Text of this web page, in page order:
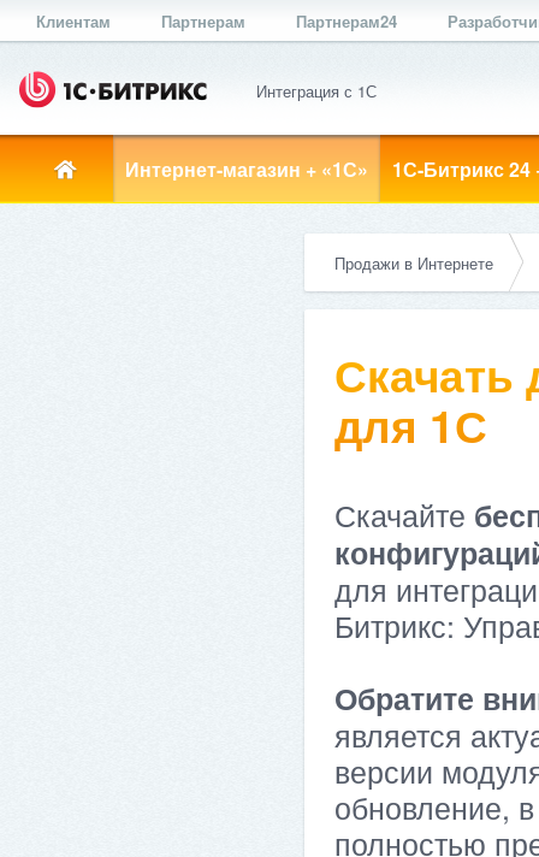
Клиентам Партнерам Партнерам24
Интеграция с 1С
Интернет-магазин + «1С» 1С-Битрикс 24
Продажи в Интернете
для 1С
Скачайте
для
Битрикс:
Обратите
является
версии
обновление,
полностью